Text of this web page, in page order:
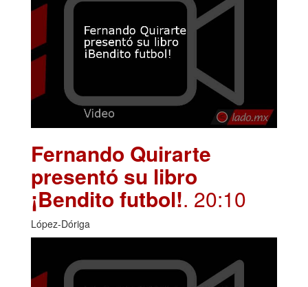
Fernando Quirarte
presentó su libro
¡Bendito futbol!. 20:10
López-Dóriga